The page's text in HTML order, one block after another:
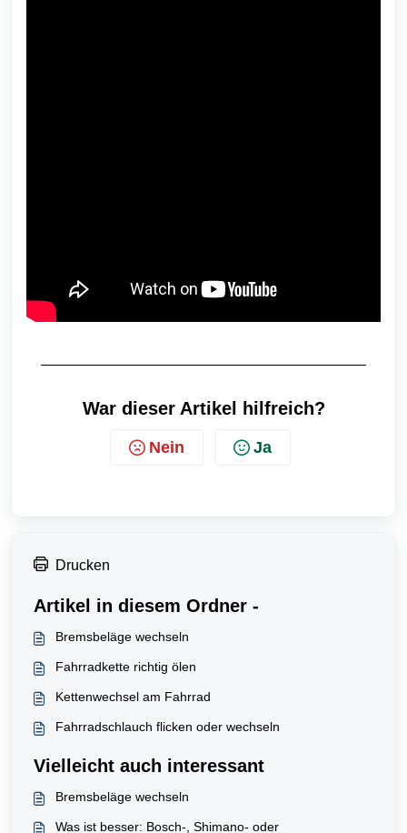
War dieser Artikel hilfreich?
Nein Ja
Drucken
Artikel in diesem Ordner -
Bremsbeläge wechseln
Fahrradkette richtig ölen
Kettenwechsel am Fahrrad
Fahrradschlauch flicken oder wechseln
Vielleicht auch interessant
Bremsbeläge wechseln
Was ist besser: Bosch-, Shimano- oder